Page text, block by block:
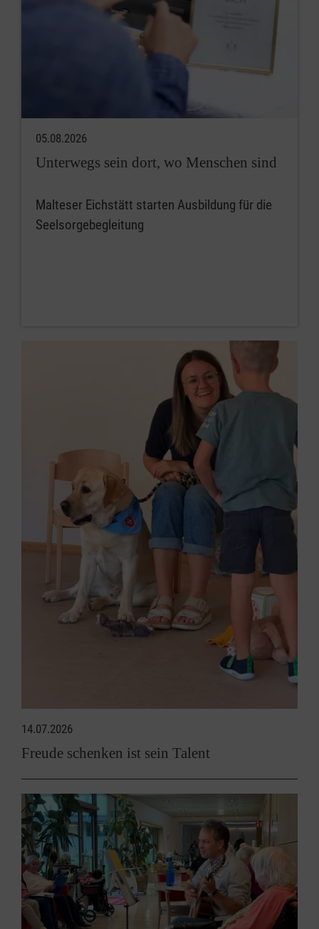
05.08.2026
Unterwegs sein dort, wo Menschen sind
Malteser Eichstätt starten Ausbildung für die
Seelsorgebegleitung
14.07.2026
Freude schenken ist sein Talent